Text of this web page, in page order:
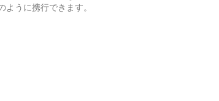
うに携行できます。